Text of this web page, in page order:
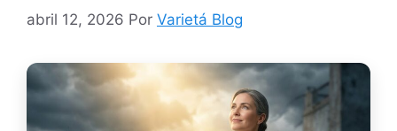
abril 12, 2026 Por Varietá Blog